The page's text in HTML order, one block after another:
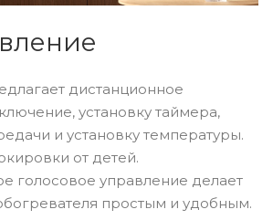
дистанционное
установку таймера,
и установку температуры.
от детей.
голосовое управление делает
простым и удобным.